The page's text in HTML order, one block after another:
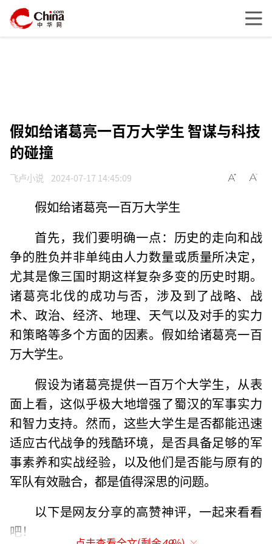
假如给诸葛亮一百万大学生 智谋与科技
的碰撞
飞卢小说 2024-07-17 14:45:09
假如给诸葛亮一百万大学生
首先，我们要明确一点：历史的走向和战
争的胜负并非单纯由人力数量或质量所决定，
尤其是像三国时期这样复杂多变的历史时期。
诸葛亮北伐的成功与否，涉及到了战略、战
术、政治、经济、地理、天气以及对手的实力
和策略等多个方面的因素。假如给诸葛亮一百
万大学生。
假设为诸葛亮提供一百万个大学生，从表
面上看，这似乎极大地增强了蜀汉的军事实力
和智力支持。然而，这些大学生是否都能迅速
适应古代战争的残酷环境，是否具备足够的军
事素养和实战经验，以及他们是否能与原有的
军队有效融合，都是值得深思的问题。
以下是网友分享的高赞神评，一起来看看
吧！